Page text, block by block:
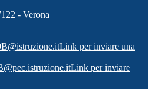
- Verona
Link per inviare una
Link per inviare